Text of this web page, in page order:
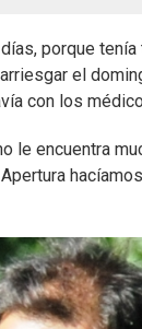
porque
el
con los
le encuentra